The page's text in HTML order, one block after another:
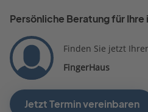
Persönliche Beratung für
Finden Sie jetzt
FingerHaus
Jetzt Termin vereinbaren